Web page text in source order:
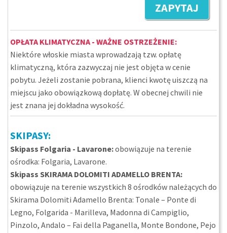
ZAPYTAJ
OPŁATA KLIMATYCZNA - WAŻNE OSTRZEŻENIE:
Niektóre włoskie miasta wprowadzają tzw. opłatę
klimatyczną, która zazwyczaj nie jest objęta w cenie
pobytu. Jeżeli zostanie pobrana, klienci kwotę uiszczą na
miejscu jako obowiązkową dopłatę. W obecnej chwili nie
jest znana jej dokładna wysokość.
SKIPASY:
Skipass Folgaria - Lavarone:obowiązuje na terenie
ośrodka: Folgaria, Lavarone.
Skipass SKIRAMA DOLOMITI ADAMELLO BRENTA:
obowiązuje na terenie wszystkich 8 ośrodków należących do
Skirama Dolomiti Adamello Brenta: Tonale – Ponte di
Legno, Folgarida - Marilleva, Madonna di Campiglio,
Pinzolo, Andalo – Fai della Paganella, Monte Bondone, Pejo